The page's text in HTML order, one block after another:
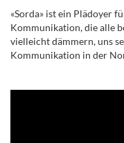
«Sorda» ist ein Plädoyer
Kommunikation, die alle
vielleicht dämmern, uns
Kommunikation in der